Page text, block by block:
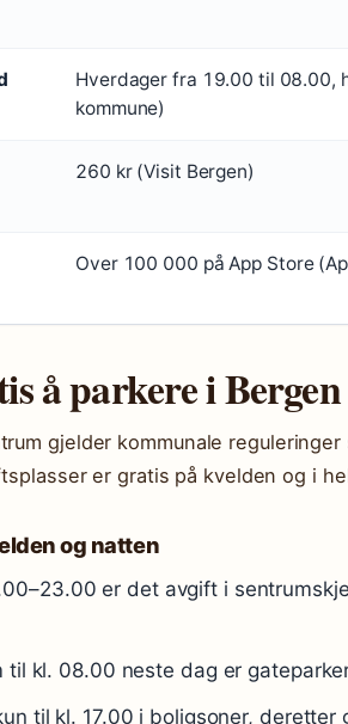
Hverdager fra 19.00 til 08.00,
kommune)
260 kr (Visit Bergen)
Over 100 000 på App Store
å parkere i
gjelder kommunale
er gratis på kvelden og i
og natten
er det avgift i
til kl. 08.00 neste dag er
til kl. 17.00 i boligsoner, deretter